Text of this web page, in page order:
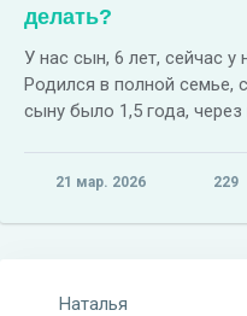
делать?
У нас сын, 6 лет, сейчас у
Родился в полной семье,
сыну было 1,5 года, через
21 мар. 2026 229
Наталья